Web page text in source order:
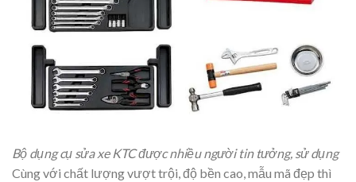
Bộ dụng cụ sửa xe KTC được nhiều người tin tưởng, sử dụng
Cùng với chất lượng vượt trội, độ bền cao, mẫu mã đẹp thì